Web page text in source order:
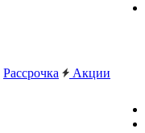
Рассрочка Акции